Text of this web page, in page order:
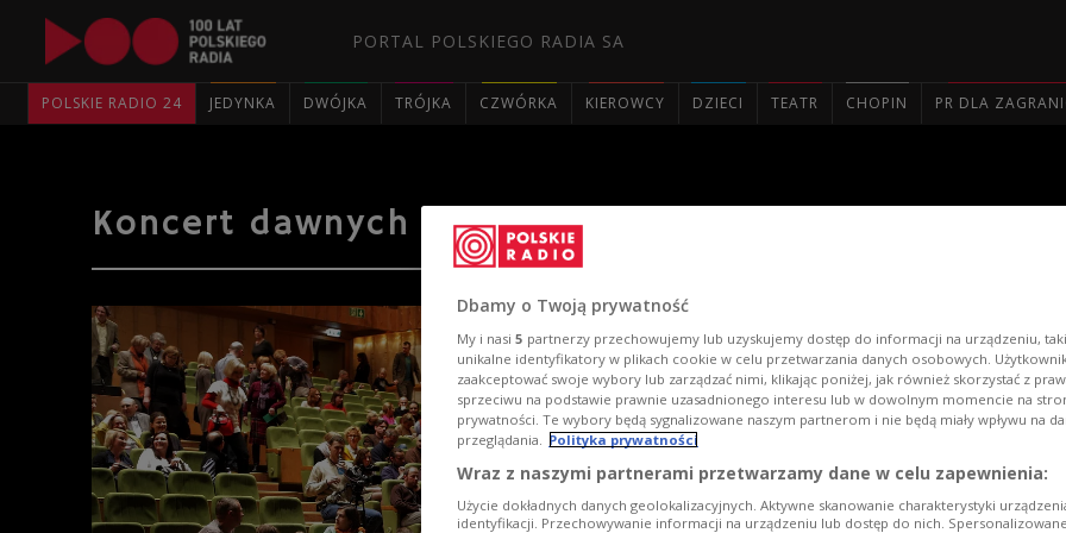
PORTAL POLSKIEGO RADIA SA
POLSKIE RADIO 24 JEDYNKA DWÓJKA TRÓJKA CZWÓRKA KIEROWCY DZIECI TEATR CHOPIN PR DLA
Koncert dawnych kolęd i pastorałek
Dbamy o Twoją prywatność
My i nasi 5 partnerzy przechowujemy lub uzyskujemy dostęp do informacji na urządzeniu,
unikalne identyfikatory w plikach cookie w celu przetwarzania danych osobowych.
zaakceptować swoje wybory lub zarządzać nimi, klikając poniżej, jak również skorzystać z
sprzeciwu na podstawie prawnie uzasadnionego interesu lub w dowolnym momencie na
prywatności. Te wybory będą sygnalizowane naszym partnerom i nie będą miały wpływu na
przeglądania. Polityka prywatności
Wraz z naszymi partnerami przetwarzamy dane w celu zapewnienia:
Użycie dokładnych danych geolokalizacyjnych. Aktywne skanowanie charakterystyki
identyfikacji. Przechowywanie informacji na urządzeniu lub dostęp do nich.